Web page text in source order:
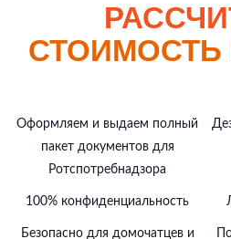
СТОИМОСТЬ
Оформляем и выдаем полный
пакет документов для
Ротспотребнадзора
100% конфиденциальность
Безопасно для домочатцев и